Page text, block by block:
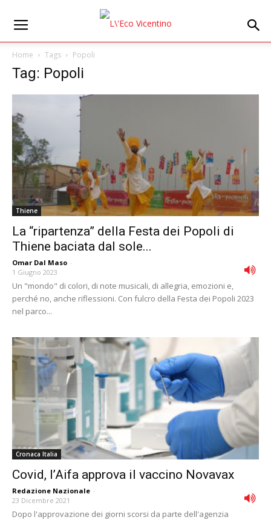
Home Tags Popoli
Tag: Popoli
Thiene
La “ripartenza” della Festa dei Popoli di
Thiene baciata dal sole...
Omar Dal Maso -
1 Giugno 2023
Un "mondo" di colori, di note musicali, di allegria, emozioni e,
perché no, anche riflessioni. Con fulcro della Festa dei Popoli 2023
nel parco...
Cronaca Italia
Covid, l’Aifa approva il vaccino Novavax
Redazione Nazionale -
23 Dicembre 2021
Dopo l'approvazione dei giorni scorsi da parte dell'agenzia